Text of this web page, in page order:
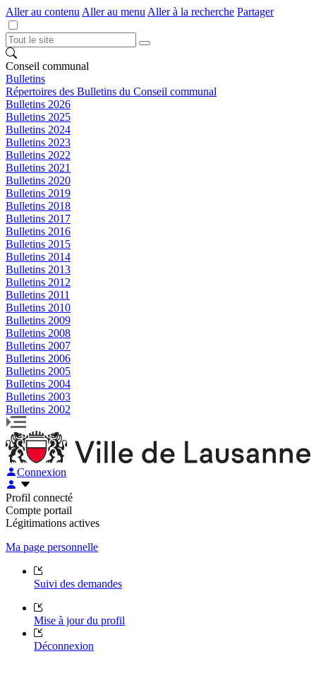
Aller au contenu Aller au menu Aller à la recherche Partager
Conseil communal
Bulletins
Répertoires des Bulletins du Conseil communal
Bulletins 2026
Bulletins 2025
Bulletins 2024
Bulletins 2023
Bulletins 2022
Bulletins 2021
Bulletins 2020
Bulletins 2019
Bulletins 2018
Bulletins 2017
Bulletins 2016
Bulletins 2015
Bulletins 2014
Bulletins 2013
Bulletins 2012
Bulletins 2011
Bulletins 2010
Bulletins 2009
Bulletins 2008
Bulletins 2007
Bulletins 2006
Bulletins 2005
Bulletins 2004
Bulletins 2003
Bulletins 2002
Connexion
Profil connecté
Compte portail
Légitimations actives
Ma page personnelle
Suivi des demandes
Mise à jour du profil
Déconnexion